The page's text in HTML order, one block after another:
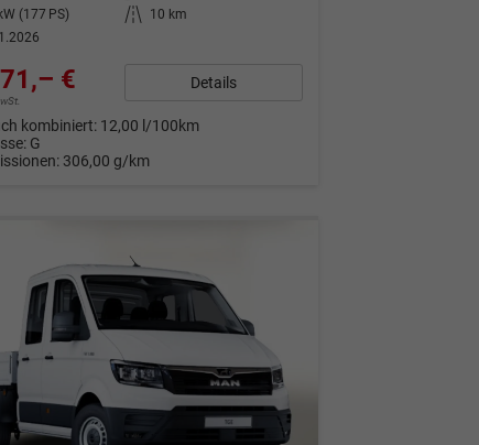
(177 PS) Kilometerstand
10 km
€ Details
kombiniert: 12,00 l/100km
G
306,00 g/km